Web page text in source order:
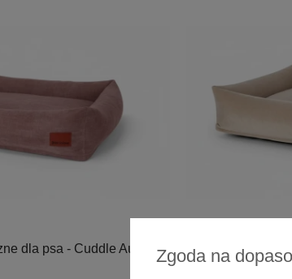
dla psa - Cuddle Autumn
Legowisko
Zgoda na